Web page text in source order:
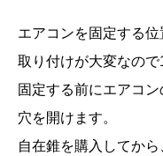
エアコンを固定する
取り付けが大変なので
固定する前にエアコ
穴を開けます。
自在錐を購入してか